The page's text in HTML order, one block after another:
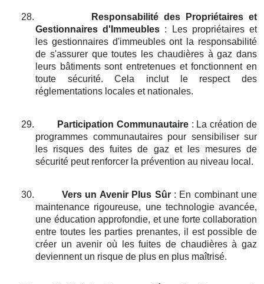
28.
Responsabilité des Propriétaires et
Gestionnaires d'Immeubles : Les propriétaires et
les gestionnaires d'immeubles ont la responsabilité
de s'assurer que toutes les chaudières à gaz dans
leurs bâtiments sont entretenues et fonctionnent en
toute sécurité. Cela inclut le respect des
réglementations locales et nationales.
29. Participation Communautaire: La création de
programmes communautaires pour sensibiliser sur
les risques des fuites de gaz et les mesures de
sécurité peut renforcer la prévention au niveau local.
30. Vers un Avenir Plus Sûr: En combinant une
maintenance rigoureuse, une technologie avancée,
une éducation approfondie, et une forte collaboration
entre toutes les parties prenantes, il est possible de
créer un avenir où les fuites de chaudières à gaz
deviennent un risque de plus en plus maîtrisé.